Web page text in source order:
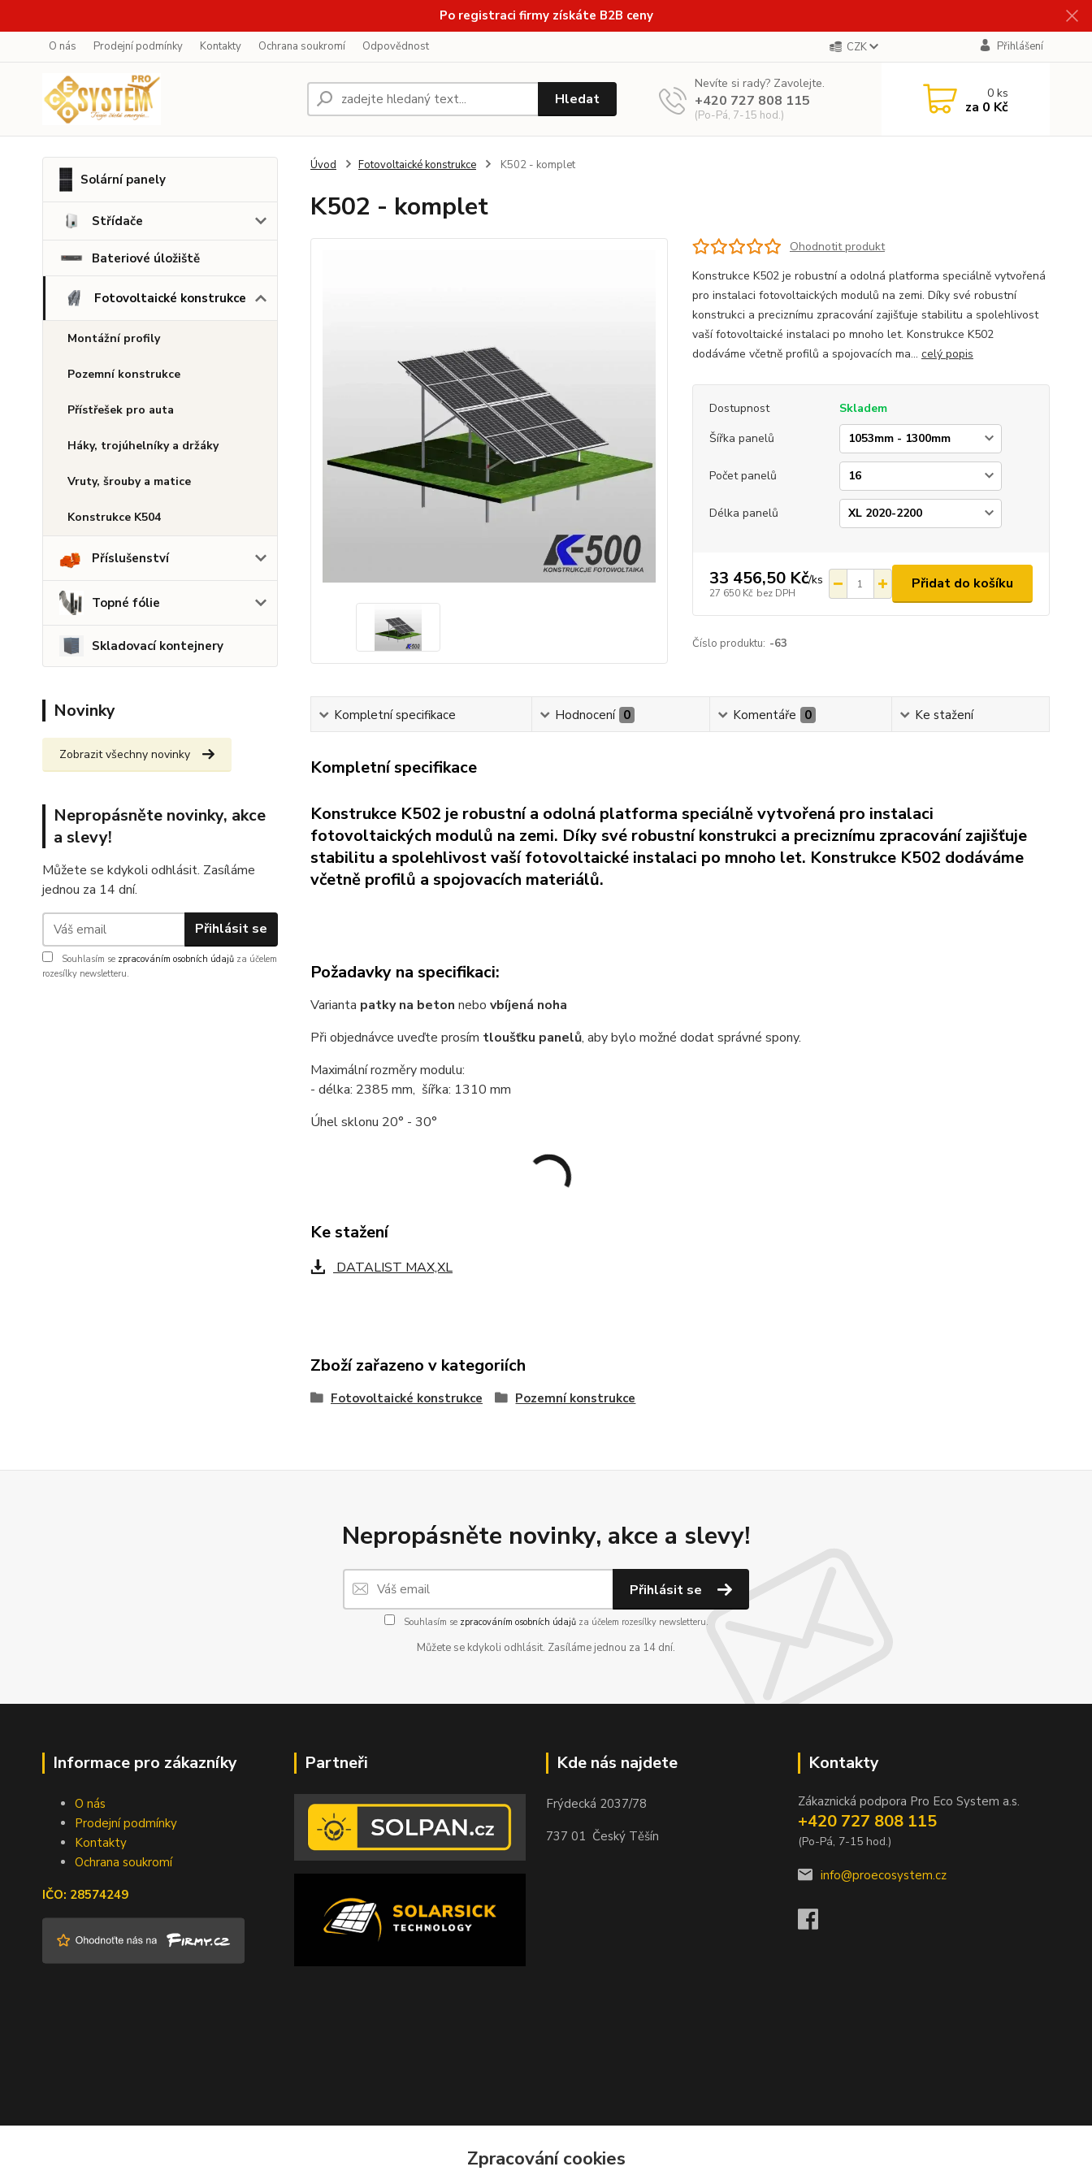
Po registraci firmy získáte B2B ceny
O nás Prodejní podmínky Kontakty Ochrana soukromí Odpovědnost CZK Přihlášení
Hledat
Nevíte si rady? Zavolejte.
+420 727 808 115
(Po-Pá, 7-15 hod.)
0ks
za 0 Kč
Solární panely
Střídače
Bateriové úložiště
Fotovoltaické konstrukce
Montážní profily
Pozemní konstrukce
Přístřešek pro auta
Háky, trojúhelníky a držáky
Vruty, šrouby a matice
Konstrukce K504
Příslušenství
Topné fólie
Skladovací kontejnery
Novinky
Zobrazit všechny novinky
Nepropásněte novinky, akce
a slevy!
Můžete se kdykoli odhlásit. Zasíláme
jednou za 14 dní.
Přihlásit se
Souhlasím se zpracováním osobních údajů za účelem
rozesílky newsletteru.
Úvod Fotovoltaické konstrukce K502 - komplet
K502 - komplet
Ohodnotit produkt
Konstrukce K502 je robustní a odolná platforma speciálně vytvořená
pro instalaci fotovoltaických modulů na zemi. Díky své robustní
konstrukci a preciznímu zpracování zajišťuje stabilitu a spolehlivost
vaší fotovoltaické instalaci po mnoho let. Konstrukce K502
dodáváme včetně profilů a spojovacích ma... celý popis
Dostupnost
Skladem
Šířka panelů
Počet panelů
Délka panelů
33 456,50 Kč/ks
27 650 Kč bez DPH
Přidat do košíku
Číslo produktu: -63
Kompletní specifikace Hodnocení 0 Komentáře 0 Ke stažení
Kompletní specifikace
Konstrukce K502 je robustní a odolná platforma speciálně vytvořená pro instalaci
fotovoltaických modulů na zemi. Díky své robustní konstrukci a preciznímu zpracování zajišťuje
stabilitu a spolehlivost vaší fotovoltaické instalaci po mnoho let. Konstrukce K502 dodáváme
včetně profilů a spojovacích materiálů.
Požadavky na specifikaci:
Varianta patky na beton nebo vbíjená noha
Při objednávce uveďte prosím tloušťku panelů, aby bylo možné dodat správné spony.
Maximální rozměry modulu:
- délka: 2385 mm, šířka: 1310 mm
Úhel sklonu 20° - 30°
Ke stažení
DATALIST MAX,XL
Zboží zařazeno v kategoriích
Fotovoltaické konstrukce Pozemní konstrukce
Nepropásněte novinky, akce a slevy!
Přihlásit se
Souhlasím se zpracováním osobních údajůza účelem rozesílky newsletteru.
Můžete se kdykoli odhlásit. Zasíláme jednou za 14 dní.
Informace pro zákazníky
O nás
Prodejní podmínky
Kontakty
Ochrana soukromí
IČO: 28574249
Partneři Kde nás najdete
Frýdecká 2037/78
737 01 Český Těšín
Zvětšit mapu
Kontakty
Zákaznická podpora Pro Eco System a.s.
+420 727 808 115
(Po-Pá, 7-15 hod.)
info@proecosystem.cz
Zpracování cookies